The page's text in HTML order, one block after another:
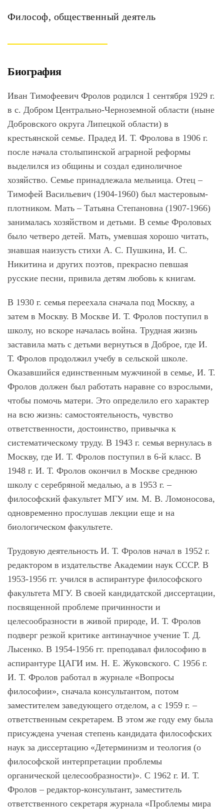
Философ, общественный деятель
Биография
Иван Тимофеевич Фролов родился 1 сентября 1929 г.
в с. Добром Центрально-Черноземной области (ныне
Добровского округа Липецкой области) в
крестьянской семье. Прадед И. Т. Фролова в 1906 г.
после начала столыпинской аграрной реформы
выделился из общины и создал единоличное
хозяйство. Семье принадлежала мельница. Отец –
Тимофей Васильевич (1904-1960) был мастеровым-
плотником. Мать – Татьяна Степановна (1907-1966)
занималась хозяйством и детьми. В семье Фроловых
было четверо детей. Мать, умевшая хорошо читать,
знавшая наизусть стихи А. С. Пушкина, И. С.
Никитина и других поэтов, прекрасно певшая
русские песни, привила детям любовь к книгам.
В 1930 г. семья переехала сначала под Москву, а
затем в Москву. В Москве И. Т. Фролов поступил в
школу, но вскоре началась война. Трудная жизнь
заставила мать с детьми вернуться в Доброе, где И.
Т. Фролов продолжил учебу в сельской школе.
Оказавшийся единственным мужчиной в семье, И. Т.
Фролов должен был работать наравне со взрослыми,
чтобы помочь матери. Это определило его характер
на всю жизнь: самостоятельность, чувство
ответственности, достоинство, привычка к
систематическому труду. В 1943 г. семья вернулась в
Москву, где И. Т. Фролов поступил в 6-й класс. В
1948 г. И. Т. Фролов окончил в Москве среднюю
школу с серебряной медалью, а в 1953 г. –
философский факультет МГУ им. М. В. Ломоносова,
одновременно прослушав лекции еще и на
биологическом факультете.
Трудовую деятельность И. Т. Фролов начал в 1952 г.
редактором в издательстве Академии наук СССР. В
1953-1956 гг. учился в аспирантуре философского
факультета МГУ. В своей кандидатской диссертации,
посвященной проблеме причинности и
целесообразности в живой природе, И. Т. Фролов
подверг резкой критике антинаучное учение Т. Д.
Лысенко. В 1954-1956 гг. преподавал философию в
аспирантуре ЦАГИ им. Н. Е. Жуковского. С 1956 г.
И. Т. Фролов работал в журнале «Вопросы
философии», сначала консультантом, потом
заместителем заведующего отделом, а с 1959 г. –
ответственным секретарем. В этом же году ему была
присуждена ученая степень кандидата философских
наук за диссертацию «Детерминизм и теология (о
философской интерпретации проблемы
органической целесообразности)». С 1962 г. И. Т.
Фролов – редактор-консультант, заместитель
ответственного секретаря журнала «Проблемы мира